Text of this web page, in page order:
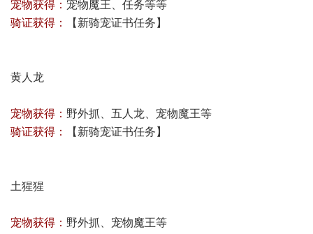
宠物获得： 宠物魔王、任务等等
骑证获得：
【 新骑宠证书任务 】
黄人龙
宠物获得： 野外抓、五人龙、宠物魔王等
骑证获得：
【 新骑宠证书任务 】
土猩猩
宠物获得： 野外抓、宠物魔王等